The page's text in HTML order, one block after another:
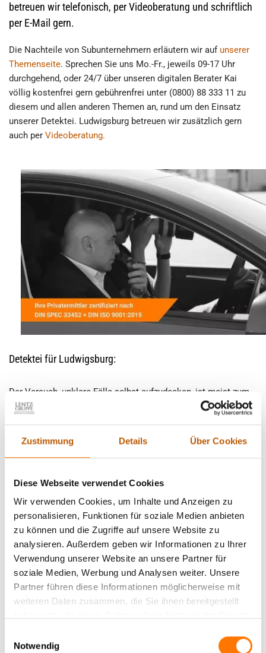
Zustimmung Details Über Cookies
Diese Webseite verwendet Cookies
Wir verwenden Cookies, um Inhalte und Anzeigen zu
personalisieren, Funktionen für soziale Medien anbieten
zu können und die Zugriffe auf unsere Website zu
analysieren. Außerdem geben wir Informationen zu Ihrer
Verwendung unserer Website an unsere Partner für
soziale Medien, Werbung und Analysen weiter. Unsere
Partner führen diese Informationen möglicherweise mit
weiteren Daten zusammen, die Sie ihnen bereitgestellt
Notwendig
betreuen wir telefonisch, per Videoberatung und schriftlich
per E-Mail gern.
Die Nachteile von Subunternehmern erläutern wir auf unserer
Themenseite. Sprechen Sie uns Mo.-Fr., jeweils 09-17 Uhr
durchgehend, oder 24/7 über unseren digitalen Berater Kai
völlig kostenfrei gern gebührenfrei unter (0800) 88 333 11 zu
diesem und allen anderen Themen an, rund um den Einsatz
unserer Detektei. Ludwigsburg betreuen wir zusätzlich gern
auch per Videoberatung.
Detektei für Ludwigsburg:
Der Versuch, unklare Fälle selbst aufzudecken, ist meist zum
Scheitern verurteilt. Wenn der Verdacht besteht, dass
der Detektei Lentz &
Co. GmbH ein probates Mittel, um den Schädigern auf die Spur
und professionell
und sind jedem Täter immer eine
Aufgaben, die ein Privatdetektiv unserer Detektei in
Ludwigsburg übernimmt
Hier ein kleiner Auszug aus den Aufgabenbereichen, die ein
Privatdetektiv unserer Detektei in Ludwigsburg für Sie
übernehmen kann. Alle Aufgabenbereiche finden Sie hier:
Privatdetektiv.
Ungerechtfertigter Ehegattenunterhalt in Ludwigsburg